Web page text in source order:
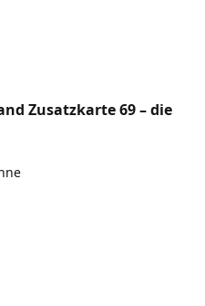
Zusatzkarte 69 – die